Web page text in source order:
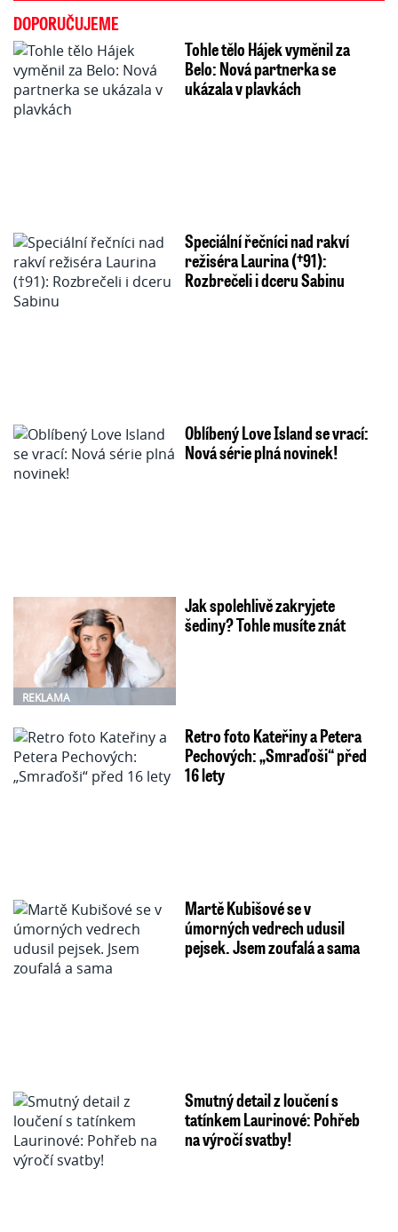
DOPORUČUJEME
Tohle tělo Hájek vyměnil za
Belo: Nová partnerka se
ukázala v plavkách
Speciální řečníci nad rakví
režiséra Laurina (†91):
Rozbrečeli i dceru Sabinu
Oblíbený Love Island se vrací:
Nová série plná novinek!
REKLAMA
Jak spolehlivě zakryjete
šediny? Tohle musíte znát
Retro foto Kateřiny a Petera
Pechových: „Smraďoši“ před
16 lety
Martě Kubišové se v
úmorných vedrech udusil
pejsek. Jsem zoufalá a sama
Smutný detail z loučení s
tatínkem Laurinové: Pohřeb
na výročí svatby!